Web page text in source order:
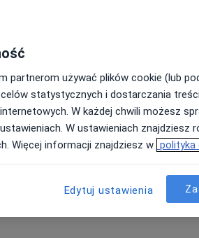
Jutro Ndz, Pon,
10 Sie
Umawianie online nie jest dostępne
partnerom używać plików cookie (lub
statystycznych i dostarczania
W każdej chwili możesz
W ustawieniach znajdziesz
Więcej informacji znajdziesz w polityka
Edytuj ustawienia